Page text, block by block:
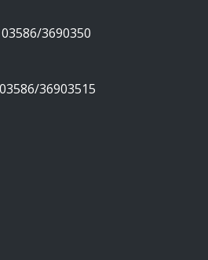
3690350
36903515